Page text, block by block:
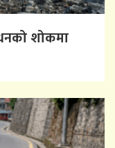
शोकमा